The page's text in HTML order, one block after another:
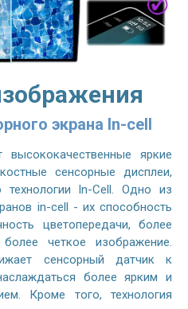
экрана In-cell
высококачественные яркие
сенсорные дисплеи,
технологии In-Cell. Одно из
in-cell - их способность
цветопередачи, более
четкое изображение.
сенсорный датчик к
более ярким и
Кроме того, технология